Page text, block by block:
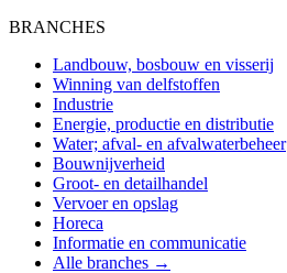
BRANCHES
Landbouw, bosbouw en visserij
Winning van delfstoffen
Industrie
Energie, productie en distributie
Water; afval- en afvalwaterbeheer
Bouwnijverheid
Groot- en detailhandel
Vervoer en opslag
Horeca
Informatie en communicatie
Alle branches →